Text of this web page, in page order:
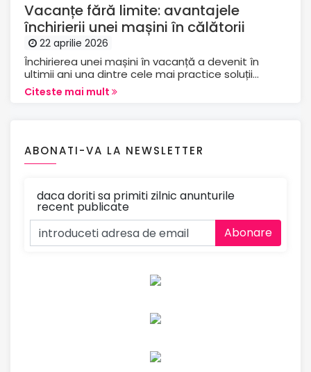
Vacanțe fără limite: avantajele
închirierii unei mașini în călătorii
22 aprilie 2026
Închirierea unei mașini în vacanță a devenit în
ultimii ani una dintre cele mai practice soluții...
Citeste mai mult
ABONATI-VA LA NEWSLETTER
daca doriti sa primiti zilnic anunturile
recent publicate